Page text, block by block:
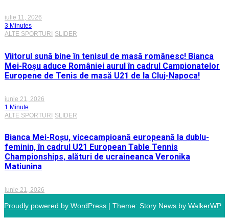
iulie 11, 2026
3 Minutes
ALTE SPORTURI
SLIDER
Viitorul sună bine în tenisul de masă românesc! Bianca
Mei-Roșu aduce României aurul în cadrul Campionatelor
Europene de Tenis de masă U21 de la Cluj-Napoca!
iunie 21, 2026
1 Minute
ALTE SPORTURI SLIDER
Bianca Mei-Roșu, vicecampioană europeană la dublu-
feminin, în cadrul U21 European Table Tennis
Championships, alături de ucraineanca Veronika
Matiunina
iunie 21, 2026
Proudly powered by WordPress | Theme: Story News by WalkerWP.